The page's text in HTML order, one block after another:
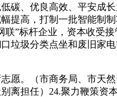
碳、优良高效、平安成
提高，打制一批智能制制
联”标杆企业，资本收受
垃圾分类点坐和废旧家
。（市商务局、市天然
离担任）24.聚力鞭策资